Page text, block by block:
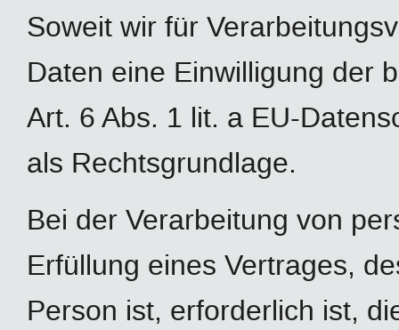
Soweit wir für
Daten eine Einwilligung der
Art. 6 Abs. 1 lit. a EU-
als Rechtsgrundlage.
Bei der Verarbeitung von
Erfüllung eines Vertrages,
Person ist, erforderlich ist,